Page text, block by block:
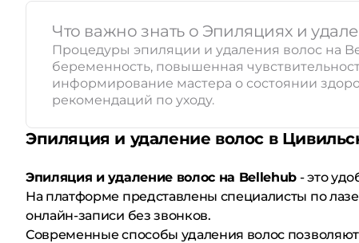
Что важно знать о Эпиляциях и
Процедуры эпиляции и удаления волос на
беременность, повышенная
информирование мастера о состоянии
рекомендаций по уходу.
Эпиляция и удаление волос в
Эпиляция и удаление волос на Bellehub - это
На платформе представлены специалисты по
онлайн-записи без звонков.
Современные способы удаления волос